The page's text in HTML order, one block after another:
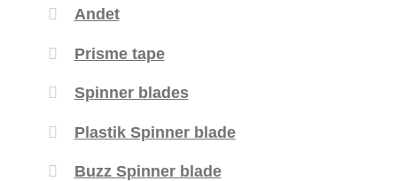
Andet
Prisme tape
Spinner blades
Plastik Spinner blade
Buzz Spinner blade